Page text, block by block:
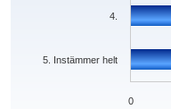
5. Instämmer helt
4.
0